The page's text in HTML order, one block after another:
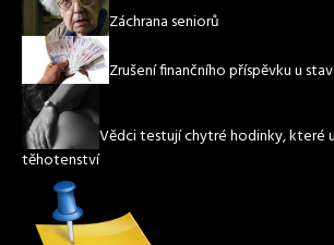
Záchrana seniorů
Zrušení finančního příspěvku u
Vědci testují chytré hodinky, které
těhotenství